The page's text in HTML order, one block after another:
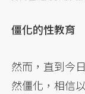
僵化的性教育
然而，直到今
然僵化，相信